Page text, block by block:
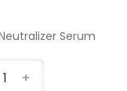
Serum
1 +